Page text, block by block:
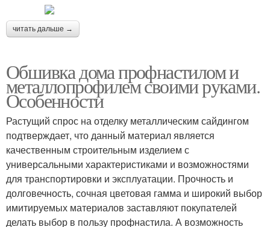
читать дальше →
Обшивка дома профнастилом и
металлопрофилем своими руками.
Особенности
Растущий спрос на отделку металлическим сайдингом
подтверждает, что данный материал является
качественным строительным изделием с
универсальными характеристиками и возможностями
для транспортировки и эксплуатации. Прочность и
долговечность, сочная цветовая гамма и широкий выбор
имитируемых материалов заставляют покупателей
делать выбор в пользу профнастила. А возможность